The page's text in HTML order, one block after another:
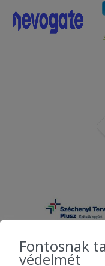
Fontosnak
védelmét